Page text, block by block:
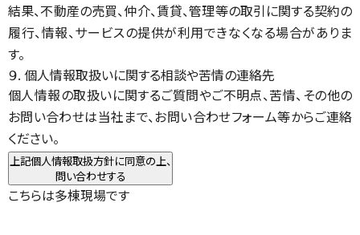
結果、不動産の売買、仲介、賃貸、管理等の取引に関する契約の
履行、情報、サービスの提供が利用できなくなる場合がありま
す。
９. 個人情報取扱いに関する相談や苦情の連絡先
個人情報の取扱いに関するご質問やご不明点、苦情、その他の
お問い合わせは当社まで、お問い合わせフォーム等からご連絡
ください。
上記個人情報取扱方針に同意の上、
問い合わせする
こちらは多棟現場です